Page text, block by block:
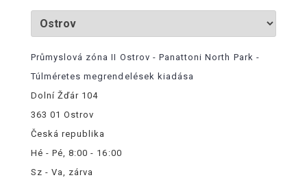
Průmyslová zóna II Ostrov - Panattoni North Park -
Túlméretes megrendelések kiadása
Dolní Žďár 104
363 01 Ostrov
Česká republika
Hé - Pé, 8:00 - 16:00
Sz - Va, zárva